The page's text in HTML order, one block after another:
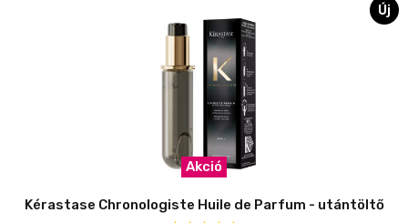
Új
Akció
Kérastase Chronologiste Huile de Parfum - utántöltő